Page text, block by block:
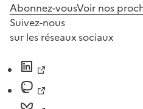
Abonnez-vousVoir nos
Suivez-nous
sur les réseaux sociaux